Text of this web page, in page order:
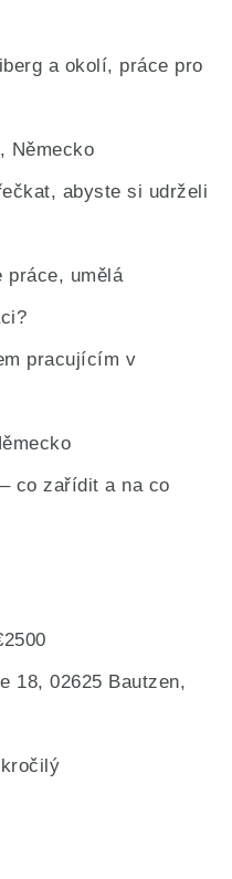
a okolí, práce pro
Německo
abyste si udrželi
práce, umělá
pracujícím v
co zařídit a na co
18, 02625 Bautzen,